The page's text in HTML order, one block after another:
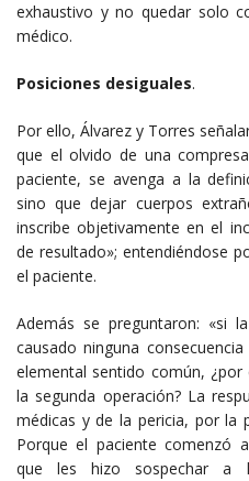
exhaustivo y no quedar solo
médico.
Posiciones desiguales.
Por ello, Álvarez y Torres
que el olvido de una
paciente, se avenga a la
sino que dejar cuerpos
inscribe objetivamente en el
de resultado»; entendiéndose
el paciente.
Además se preguntaron: «si
causado ninguna
elemental sentido común,
la segunda operación? La
médicas y de la pericia, por la
Porque el paciente comenzó
que les hizo sospechar a